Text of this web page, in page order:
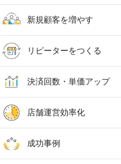
新規顧客を増やす
リピーターをつくる
決済回数・単価アップ
店舗運営効率化
成功事例